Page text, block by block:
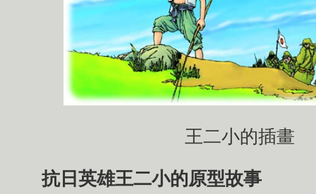
王二小的插畫
抗日英雄王二小的原型故事